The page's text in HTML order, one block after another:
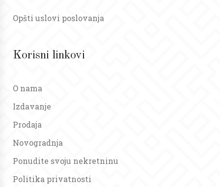
Opšti uslovi poslovanja
Korisni linkovi
O nama
Izdavanje
Prodaja
Novogradnja
Ponudite svoju nekretninu
Politika privatnosti